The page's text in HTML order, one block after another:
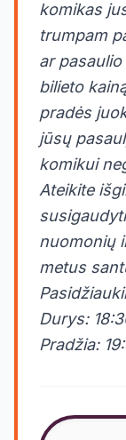
komikas
trumpam
ar
bilieto
pradės
jūsų
komikui
Ateikite
nuomonių
metus
Durys:
Pradžia: